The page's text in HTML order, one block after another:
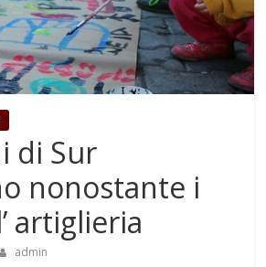
di Sur
nonostante i
artiglieria
admin